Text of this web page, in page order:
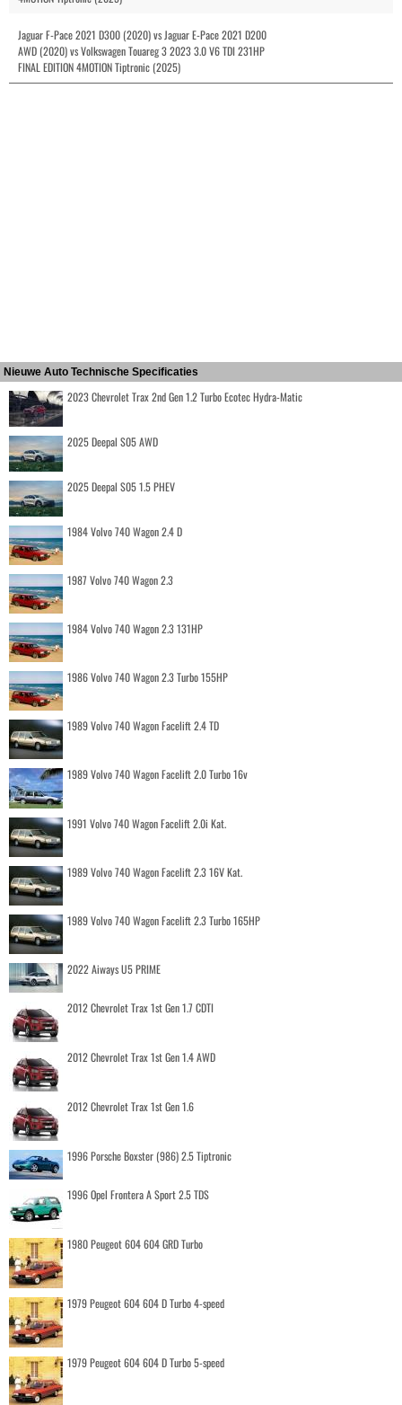
Jaguar F-Pace 2021 D300 (2020) vs Jaguar E-Pace 2021 D200
AWD (2020) vs Volkswagen Touareg 3 2023 3.0 V6 TDI 231HP
FINAL EDITION 4MOTION Tiptronic (2025)
Nieuwe Auto Technische Specificaties
2023 Chevrolet Trax 2nd Gen 1.2 Turbo Ecotec Hydra-Matic
2025 Deepal S05 AWD
2025 Deepal S05 1.5 PHEV
1984 Volvo 740 Wagon 2.4 D
1987 Volvo 740 Wagon 2.3
1984 Volvo 740 Wagon 2.3 131HP
1986 Volvo 740 Wagon 2.3 Turbo 155HP
1989 Volvo 740 Wagon Facelift 2.4 TD
1989 Volvo 740 Wagon Facelift 2.0 Turbo 16v
1991 Volvo 740 Wagon Facelift 2.0i Kat.
1989 Volvo 740 Wagon Facelift 2.3 16V Kat.
1989 Volvo 740 Wagon Facelift 2.3 Turbo 165HP
2022 Aiways U5 PRIME
2012 Chevrolet Trax 1st Gen 1.7 CDTI
2012 Chevrolet Trax 1st Gen 1.4 AWD
2012 Chevrolet Trax 1st Gen 1.6
1996 Porsche Boxster (986) 2.5 Tiptronic
1996 Opel Frontera A Sport 2.5 TDS
1980 Peugeot 604 604 GRD Turbo
1979 Peugeot 604 604 D Turbo 4-speed
1979 Peugeot 604 604 D Turbo 5-speed